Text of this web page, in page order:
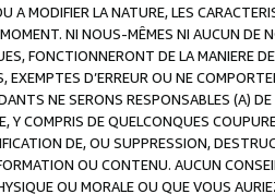
A MODIFIER LA NATURE, LES
NI NOUS-MÊMES NI AUCUN DE
FONCTIONNERONT DE LA MANIERE
EXEMPTES D’ERREUR OU NE
NE SERONS RESPONSABLES (A)
Y COMPRIS DE QUELCONQUES
DE, OU SUPPRESSION,
OU CONTENU. AUCUN
OU MORALE OU QUE VOUS